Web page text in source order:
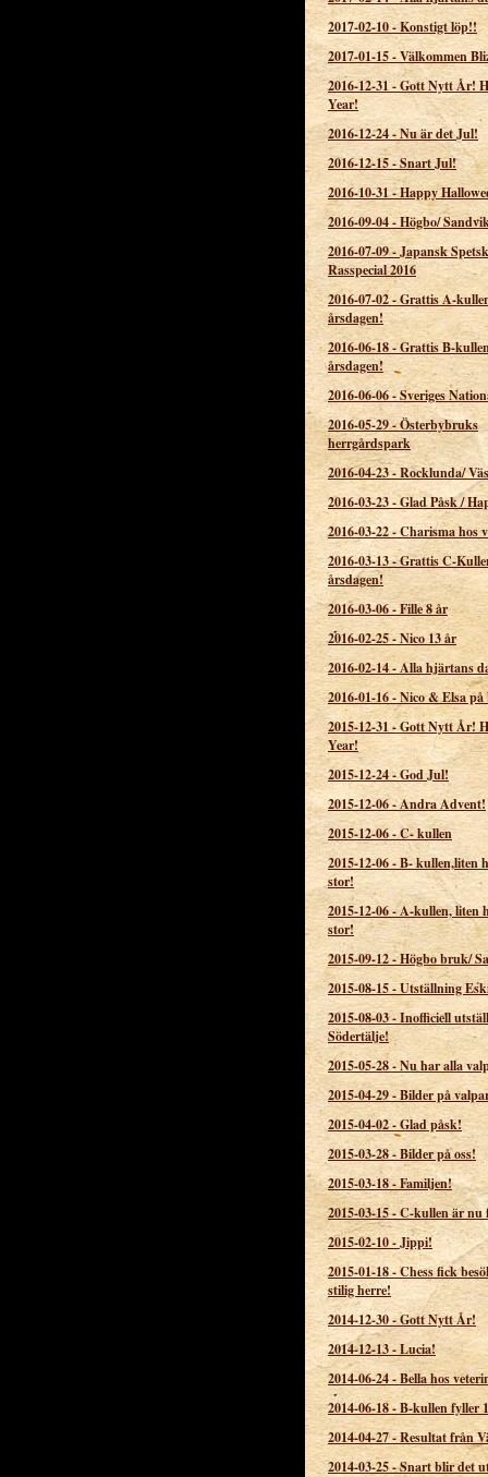
2017-02-10-Konstigt löp!!
2017-01-15-Välkommen
2016-12-31-Gott Nytt År!
Year!
2016-12-24-Nu är det Jul!
2016-12-15-Snart Jul!
2016-10-31-Happy
2016-09-04-Högbo/
2016-07-09-Japansk
Rasspecial 2016
2016-07-02-Grattis A-
årsdagen!
2016-06-18-Grattis B-
årsdagen!
2016-06-06-Sveriges
2016-05-29-Österbybruks
herrgårdspark
2016-04-23-Rocklunda/
2016-03-23-Glad Påsk /
2016-03-22-Charisma hos
2016-03-13-Grattis C-
årsdagen!
2016-03-06-Fille 8 år
2016-02-25-Nico 13 år
2016-02-14-Alla hjärtans
2016-01-16-Nico & Elsa på
2015-12-31-Gott Nytt År!
Year!
2015-12-24-God Jul!
2015-12-06-Andra Advent!
2015-12-06-C- kullen
2015-12-06-B- kullen,liten
stor!
2015-12-06-A-kullen, liten
stor!
2015-09-12-Högbo bruk/
2015-08-15-Utställning
2015-08-03-Inofficiell
Södertälje!
2015-05-28-Nu har alla
2015-04-29-Bilder på
2015-04-02-Glad påsk!
2015-03-28-Bilder på oss!
2015-03-18-Familjen!
2015-03-15-C-kullen är nu
2015-02-10-Jippi!
2015-01-18-Chess fick
stilig herre!
2014-12-30-Gott Nytt År!
2014-12-13-Lucia!
2014-06-24-Bella hos
2014-06-18-B-kullen fyller
2014-04-27-Resultat från
2014-03-25-Snart blir det